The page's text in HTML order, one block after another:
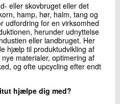
eller skovbruget eller det
hamp, hør, halm, tang og
for en virksomhed
herunder udnyttelse
eller landbruget. Her
hjælp til produktudvikling af
materialer, optimering af
og ofte upcycling efter endt
hjælpe dig med?